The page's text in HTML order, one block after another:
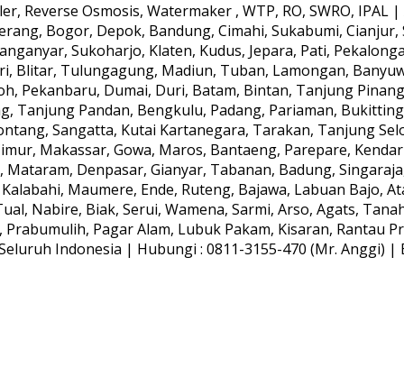
Osmosis, Watermaker , WTP, RO, SWRO, IPAL
Bogor, Depok, Bandung, Cimahi, Sukabumi,
Sukoharjo, Klaten, Kudus, Jepara, Pati,
Blitar, Tulungagung, Madiun, Tuban, Lamongan,
Pekanbaru, Dumai, Duri, Batam, Bintan, Tanjung
Tanjung Pandan, Bengkulu, Padang, Pariaman,
Sangatta, Kutai Kartanegara, Tarakan, Tanjung
Makassar, Gowa, Maros, Bantaeng, Parepare,
Denpasar, Gianyar, Tabanan, Badung,
Maumere, Ende, Ruteng, Bajawa, Labuan Bajo,
Nabire, Biak, Serui, Wamena, Sarmi, Arso, Agats,
Pagar Alam, Lubuk Pakam, Kisaran, Rantau
Indonesia | Hubungi : 0811-3155-470 (Mr. Anggi) |